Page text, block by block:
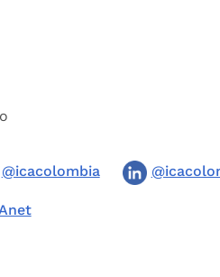
@icacolombia